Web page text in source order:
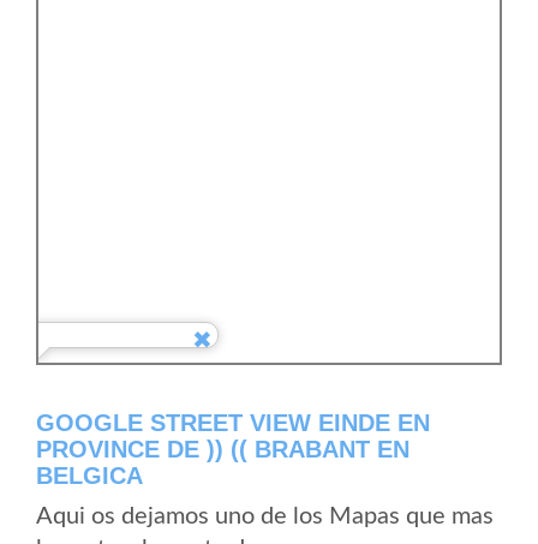
GOOGLE STREET VIEW EINDE EN
PROVINCE DE )) (( BRABANT EN
BELGICA
Aqui os dejamos uno de los Mapas que mas